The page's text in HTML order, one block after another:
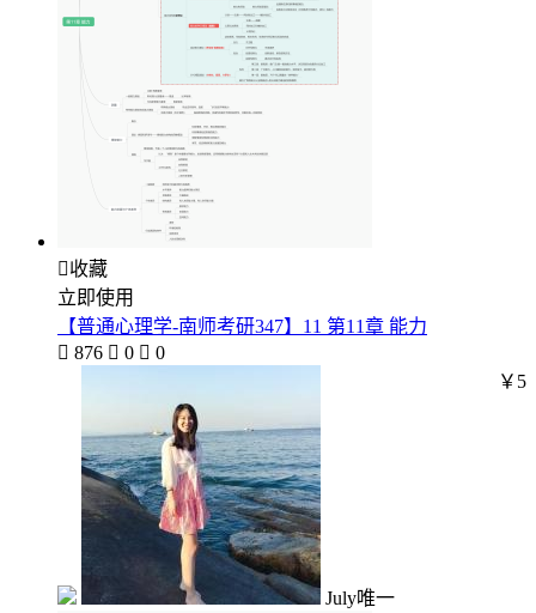
收藏
立即使用
【普通心理学-南师考研347】11 第11章 能力
 876  0  0
July唯一
￥5